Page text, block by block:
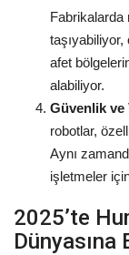
Fabrikalarda
afet
alabiliyor.
Güvenlik ve
robotlar,
Aynı
işletmeler
2025’te
Dünyasına